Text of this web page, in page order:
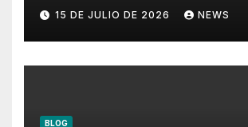
conservar la protección
15 DE JULIO DE 2026 NEWS
BLOG